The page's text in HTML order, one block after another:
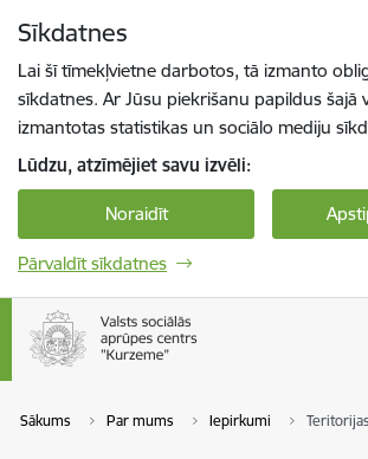
Sīkdatnes
Lai šī tīmekļvietne darbotos, tā izmanto
sīkdatnes. Ar Jūsu piekrišanu papildus šajā
izmantotas statistikas un sociālo mediju
Lūdzu, atzīmējiet savu izvēli:
Noraidīt
Pārvaldīt sīkdatnes
Sākums Par mums Iepirkumi